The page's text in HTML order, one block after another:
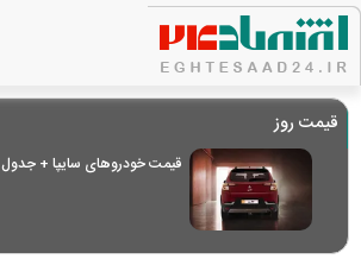
قیمت روز
قیمت خودرو‌های سایپا + جدول